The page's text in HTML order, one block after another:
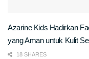
Azarine Kids Hadirkan Face Wash dan Moisturizer
yang Aman untuk Kulit
18 SHARES